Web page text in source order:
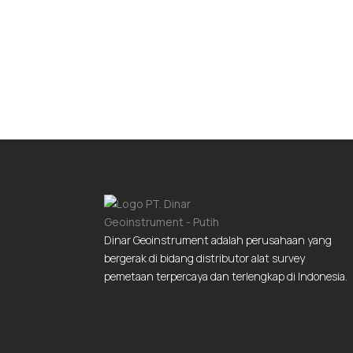
Dinar Geoinstrument adalah perusahaan yang
bergerak di bidang distributor alat survey
pemetaan terpercaya dan terlengkap di Indonesia.